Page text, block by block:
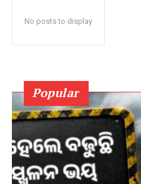
No posts to display
Popular